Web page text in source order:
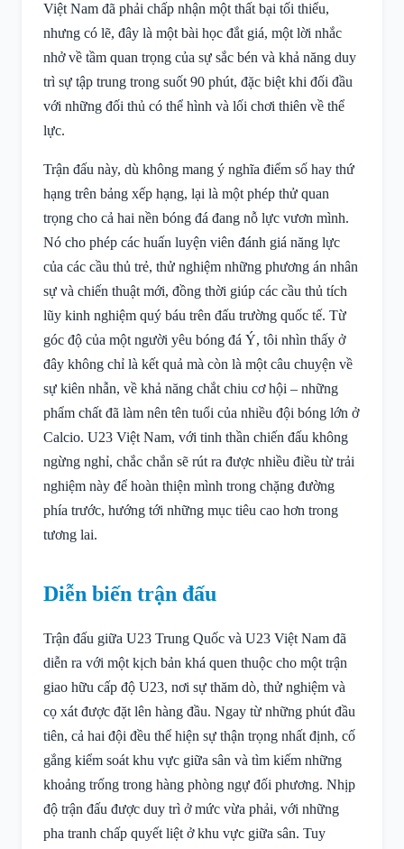
Việt Nam đã phải chấp nhận một thất bại tối thiểu,
nhưng có lẽ, đây là một bài học đắt giá, một lời nhắc
nhở về tầm quan trọng của sự sắc bén và khả năng duy
trì sự tập trung trong suốt 90 phút, đặc biệt khi đối đầu
với những đối thủ có thể hình và lối chơi thiên về thể
lực.
Trận đấu này, dù không mang ý nghĩa điểm số hay thứ
hạng trên bảng xếp hạng, lại là một phép thử quan
trọng cho cả hai nền bóng đá đang nỗ lực vươn mình.
Nó cho phép các huấn luyện viên đánh giá năng lực
của các cầu thủ trẻ, thử nghiệm những phương án nhân
sự và chiến thuật mới, đồng thời giúp các cầu thủ tích
lũy kinh nghiệm quý báu trên đấu trường quốc tế. Từ
góc độ của một người yêu bóng đá Ý, tôi nhìn thấy ở
đây không chỉ là kết quả mà còn là một câu chuyện về
sự kiên nhẫn, về khả năng chắt chiu cơ hội – những
phẩm chất đã làm nên tên tuổi của nhiều đội bóng lớn ở
Calcio. U23 Việt Nam, với tinh thần chiến đấu không
ngừng nghỉ, chắc chắn sẽ rút ra được nhiều điều từ trải
nghiệm này để hoàn thiện mình trong chặng đường
phía trước, hướng tới những mục tiêu cao hơn trong
tương lai.
Diễn biến trận đấu
Trận đấu giữa U23 Trung Quốc và U23 Việt Nam đã
diễn ra với một kịch bản khá quen thuộc cho một trận
giao hữu cấp độ U23, nơi sự thăm dò, thử nghiệm và
cọ xát được đặt lên hàng đầu. Ngay từ những phút đầu
tiên, cả hai đội đều thể hiện sự thận trọng nhất định, cố
gắng kiểm soát khu vực giữa sân và tìm kiếm những
khoảng trống trong hàng phòng ngự đối phương. Nhịp
độ trận đấu được duy trì ở mức vừa phải, với những
pha tranh chấp quyết liệt ở khu vực giữa sân. Tuy